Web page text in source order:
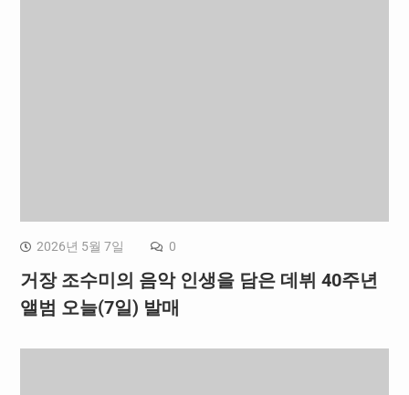
2026년 5월 7일 0
거장 조수미의 음악 인생을 담은 데뷔 40주년
앨범 오늘(7일) 발매